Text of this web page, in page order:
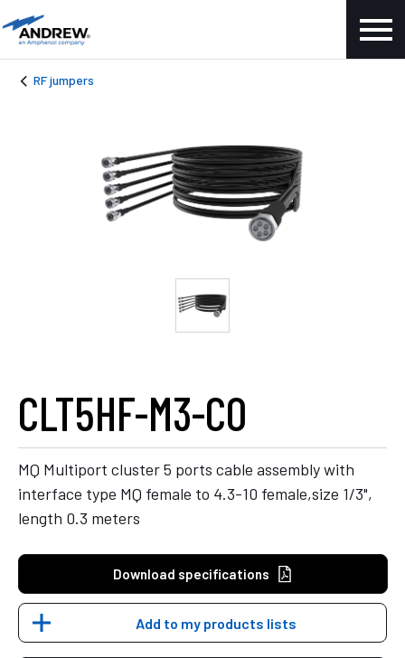
RF jumpers
CLT5HF-M3-CO
MQ Multiport cluster 5 ports cable assembly with
interface type MQ female to 4.3-10 female,size 1/3",
length 0.3 meters
Download specifications
Add to my products lists